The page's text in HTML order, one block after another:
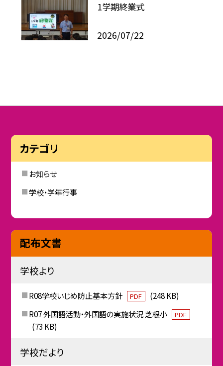
1学期終業式
2026/07/22
カテゴリ
お知らせ
学校・学年行事
配布文書
学校より
R08学校いじめ防止基本方針 PDF
(248 KB)
R07 外国語活動・外国語の実施状況 芝根小
PDF
(73 KB)
学校だより